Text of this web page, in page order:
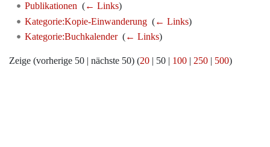
Publikationen (← Links)
Kategorie:Kopie-Einwanderung‎ (← Links)
Kategorie:Buchkalender‎ (← Links)
Zeige (vorherige 50 nächste 50) (20 50 100 250 500)